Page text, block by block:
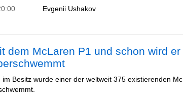
Evgenii Ushakov
dem McLaren P1 und schon wird er
Besitz wurde einer der weltweit 375 existierenden